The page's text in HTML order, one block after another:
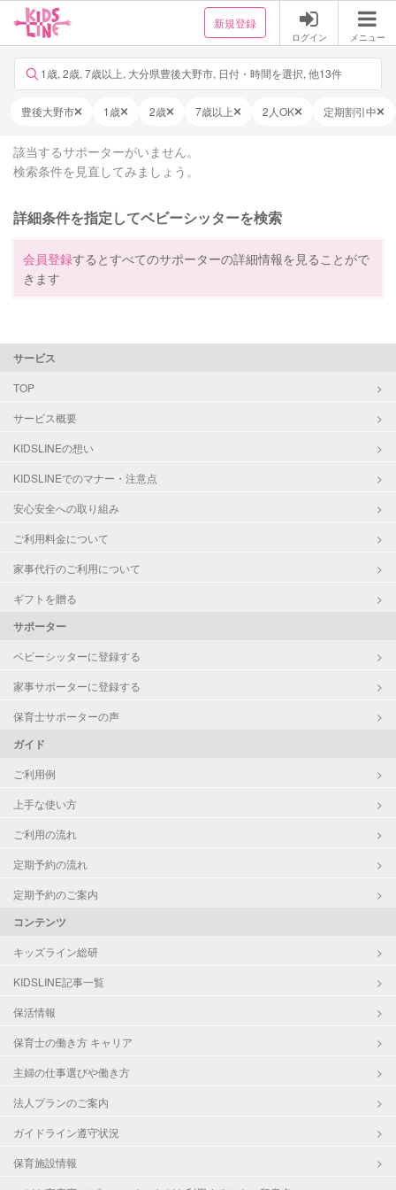
新規登録
ログイン メニュー
1歳, 2歳, 7歳以上, 大分県豊後大野市, 日付・時間を選択, 他13件
豊後大野市 1歳 2歳 7歳以上 2人OK 定期割引中
該当するサポーターがいません。
検索条件を見直してみましょう。
詳細条件を指定してベビーシッターを検索
会員登録するとすべてのサポーターの詳細情報を見ることがで
きます
サービス
TOP
サービス概要
KIDSLINEの想い
KIDSLINEでのマナー・注意点
安心安全への取り組み
ご利用料金について
家事代行のご利用について
ギフトを贈る
サポーター
ベビーシッターに登録する
家事サポーターに登録する
保育士サポーターの声
ガイド
ご利用例
上手な使い方
ご利用の流れ
定期予約の流れ
定期予約のご案内
コンテンツ
キッズライン総研
KIDSLINE記事一覧
保活情報
保育士の働き方 キャリア
主婦の仕事選びや働き方
法人プランのご案内
ガイドライン遵守状況
保育施設情報